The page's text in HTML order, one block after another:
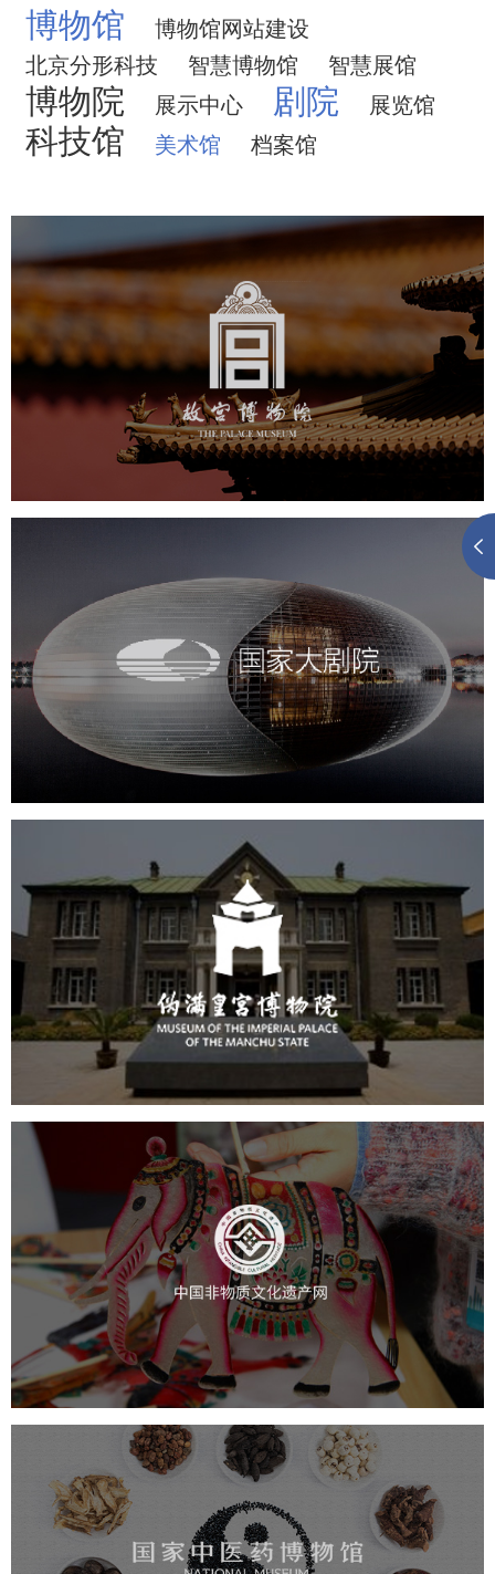
博物馆
博物馆网站建设
北京分形科技
智慧博物馆 智慧展馆
博物院 展示中心 剧院 展览馆
科技馆 美术馆 档案馆
故宫博物院
文化艺术 博物馆 智慧博物馆
博物馆网站建设
景区网站建设
文创商城 万能专题 网站代运营
国家大剧院
文化艺术 剧院 智慧展馆 展馆网站建设
伪满皇宫博物院
文化艺术 博物馆 智慧博物馆 博物馆网站建设
中国非物质文化遗产网
文化艺术 智慧博物馆 博物馆网站建设
国家中医药博物馆